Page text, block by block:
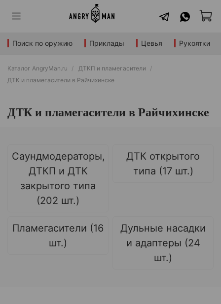
Поиск по оружию Приклады Цевья Рукоятки
Каталог AngryMan.ru
ДТКП и пламегасители
ДТК и пламегасители в Райчихинске
ДТК и пламегасители в Райчихинске
Саундмодераторы,
ДТКП и ДТК
закрытого типа
(202 шт.)
ДТК открытого
типа (17 шт.)
Пламегасители (16
шт.)
Дульные насадки
и адаптеры (24
шт.)